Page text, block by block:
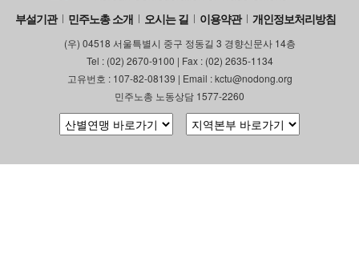
부설기관 민주노총 소개 오시는 길 이용약관 개인정보처리방침
(우) 04518 서울특별시 중구 정동길 3 경향신문사 14층
Tel : (02) 2670-9100 | Fax : (02) 2635-1134
고유번호 : 107-82-08139 | Email : kctu@nodong.org
민주노총 노동상담 1577-2260